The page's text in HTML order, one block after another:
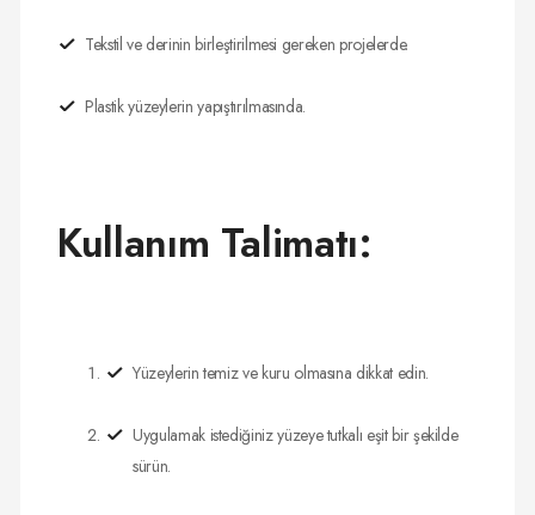
Tekstil ve derinin birleştirilmesi gereken projelerde.
Plastik yüzeylerin yapıştırılmasında.
Kullanım Talimatı:
Yüzeylerin temiz ve kuru olmasına dikkat edin.
Uygulamak istediğiniz yüzeye tutkalı eşit bir şekilde
sürün.